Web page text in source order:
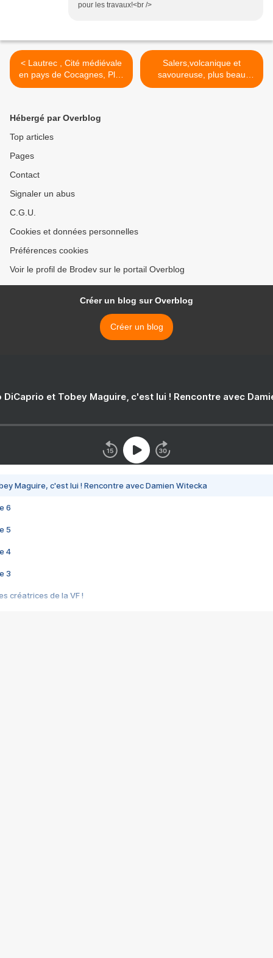
pour les travaux!<br />
< Lautrec , Cité médiévale
en pays de Cocagnes, Plus
beau village de France
Salers,volcanique et
savoureuse, plus beau
village de France >
Hébergé par Overblog
Top articles
Pages
Contact
Signaler un abus
C.G.U.
Cookies et données personnelles
Préférences cookies
Voir le profil de Brodev sur le portail Overblog
Créer un blog sur Overblog
Créer un blog
DiCaprio et Tobey Maguire, c'est lui ! Rencontre avec
Maguire, c'est lui ! Rencontre avec Damien Witecka
6
5
4
3
créatrices de la VF !